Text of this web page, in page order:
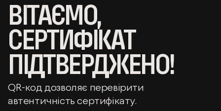
ВІТАЄМО,
СЕРТИФІКАТ
ПІДТВЕРДЖЕНО!
QR-код дозволяє перевірити
автентичність сертифікату.